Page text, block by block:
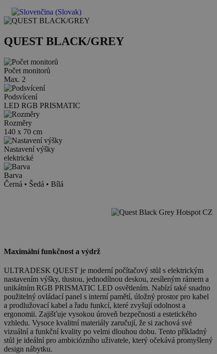
QUEST BLACK/GREY
Počet monitorů
Max. 2
Podsvícení
LED RGB PRISMATIC
Rozměry
140 x 70 cm
Nastavení výšky
elektrické
Barva
Černá • Šedá • Bílá
Maximální funkčnost a výdrž
ULTRADESK QUEST je moderní počítačový stůl s elektrickým
nastavením výšky, tlustou, jednodílnou deskou, zesíleným rámem a
unikátním RGB PRISMATIC LED osvětlením. Nabízí také snadno
použitelný ovládací panel s interní pamětí, úložný prostor pro kabel
a prodlužovací kabel a řadu funkcí, které zvyšují odolnost a
ergonomii. Zajišťuje vysokou úroveň bezpečnosti a estetického
vzhledu. Vysoce kvalitní materiály zaručují, že si zachová své
vizuální a funkční kvality po velmi dlouhou dobu. Tento příkladný
stůl je ideální pro ambiciózního uživatele, který očekává promyšlený
design nábytku.